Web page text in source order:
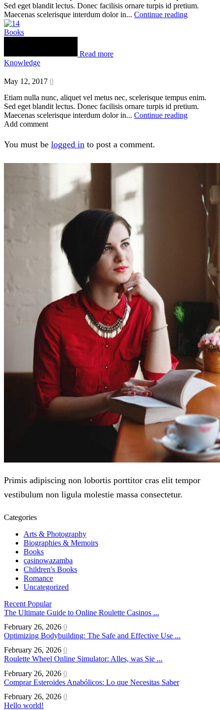
Sed eget blandit lectus. Donec facilisis ornare turpis id pretium.
Maecenas scelerisque interdum dolor in... Continue reading
Books
Read more
Knowledge
May 12, 2017 0
Etiam nulla nunc, aliquet vel metus nec, scelerisque tempus enim.
Sed eget blandit lectus. Donec facilisis ornare turpis id pretium.
Maecenas scelerisque interdum dolor in... Continue reading
Add comment
You must be logged in to post a comment.
Primis adipiscing non lobortis porttitor cras elit tempor
vestibulum non ligula molestie massa consectetur.
Categories
Arts & Photography
Biographies & Memoirs
Books
casinowazamba
Children's Books
Romance
Uncategorized
Recent Popular
The Ultimate Guide to Online Roulette Casinos ...
February 26, 2026 0
Optimizing Bodybuilding: The Safe and Effective Use ...
February 26, 2026 0
Roulette Wheel Online Simulator: Alles, was Sie ...
February 26, 2026 0
Comprar Esteroides Anabólicos: Lo que Necesitas Saber
February 26, 2026 0
Hello world!